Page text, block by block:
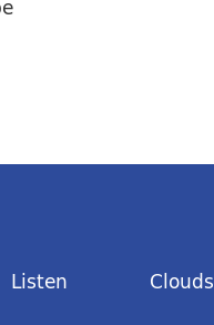
Listen Clouds